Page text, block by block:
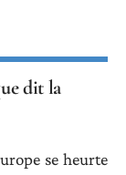
dit la
se heurte